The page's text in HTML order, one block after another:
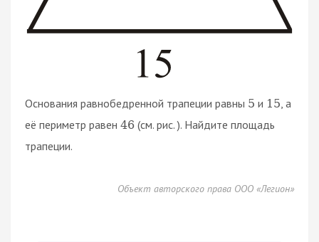
Основания равнобедренной трапеции равны 5 и 15 , а
её периметр равен 46 (см. рис. ). Найдите площадь
трапеции.
Объект авторского права ООО «Легион»